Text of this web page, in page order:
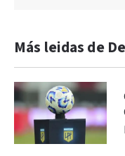
Más leidas de